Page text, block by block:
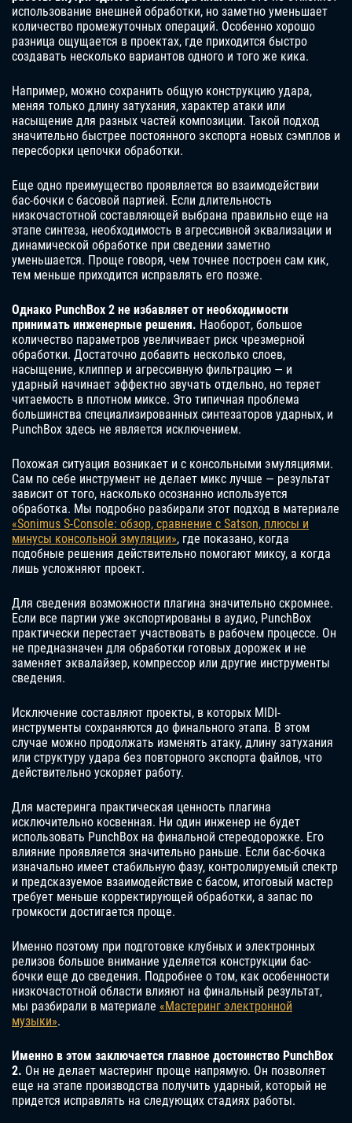
использование внешней обработки, но заметно уменьшает
количество промежуточных операций. Особенно хорошо
разница ощущается в проектах, где приходится быстро
создавать несколько вариантов одного и того же кика.
Например, можно сохранить общую конструкцию удара,
меняя только длину затухания, характер атаки или
насыщение для разных частей композиции. Такой подход
значительно быстрее постоянного экспорта новых сэмплов и
пересборки цепочки обработки.
Еще одно преимущество проявляется во взаимодействии
бас-бочки с басовой партией. Если длительность
низкочастотной составляющей выбрана правильно еще на
этапе синтеза, необходимость в агрессивной эквализации и
динамической обработке при сведении заметно
уменьшается. Проще говоря, чем точнее построен сам кик,
тем меньше приходится исправлять его позже.
Однако PunchBox 2 не избавляет от необходимости
принимать инженерные решения. Наоборот, большое
количество параметров увеличивает риск чрезмерной
обработки. Достаточно добавить несколько слоев,
насыщение, клиппер и агрессивную фильтрацию — и
ударный начинает эффектно звучать отдельно, но теряет
читаемость в плотном миксе. Это типичная проблема
большинства специализированных синтезаторов ударных, и
PunchBox здесь не является исключением.
Похожая ситуация возникает и с консольными эмуляциями.
Сам по себе инструмент не делает микс лучше — результат
зависит от того, насколько осознанно используется
обработка. Мы подробно разбирали этот подход в материале
«Sonimus S-Console: обзор, сравнение с Satson, плюсы и
минусы консольной эмуляции», где показано, когда
подобные решения действительно помогают миксу, а когда
лишь усложняют проект.
Для сведения возможности плагина значительно скромнее.
Если все партии уже экспортированы в аудио, PunchBox
практически перестает участвовать в рабочем процессе. Он
не предназначен для обработки готовых дорожек и не
заменяет эквалайзер, компрессор или другие инструменты
сведения.
Исключение составляют проекты, в которых MIDI-
инструменты сохраняются до финального этапа. В этом
случае можно продолжать изменять атаку, длину затухания
или структуру удара без повторного экспорта файлов, что
действительно ускоряет работу.
Для мастеринга практическая ценность плагина
исключительно косвенная. Ни один инженер не будет
использовать PunchBox на финальной стереодорожке. Его
влияние проявляется значительно раньше. Если бас-бочка
изначально имеет стабильную фазу, контролируемый спектр
и предсказуемое взаимодействие с басом, итоговый мастер
требует меньше корректирующей обработки, а запас по
громкости достигается проще.
Именно поэтому при подготовке клубных и электронных
релизов большое внимание уделяется конструкции бас-
бочки еще до сведения. Подробнее о том, как особенности
низкочастотной области влияют на финальный результат,
мы разбирали в материале «Мастеринг электронной
музыки».
Именно в этом заключается главное достоинство PunchBox
2. Он не делает мастеринг проще напрямую. Он позволяет
еще на этапе производства получить ударный, который не
придется исправлять на следующих стадиях работы.